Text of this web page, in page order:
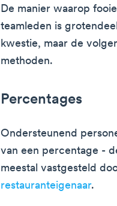
De manier waarop
teamleden is
kwestie, maar de
methoden.
Percentages
Ondersteunend
van een percentage -
meestal vastgesteld
restauranteigenaar.